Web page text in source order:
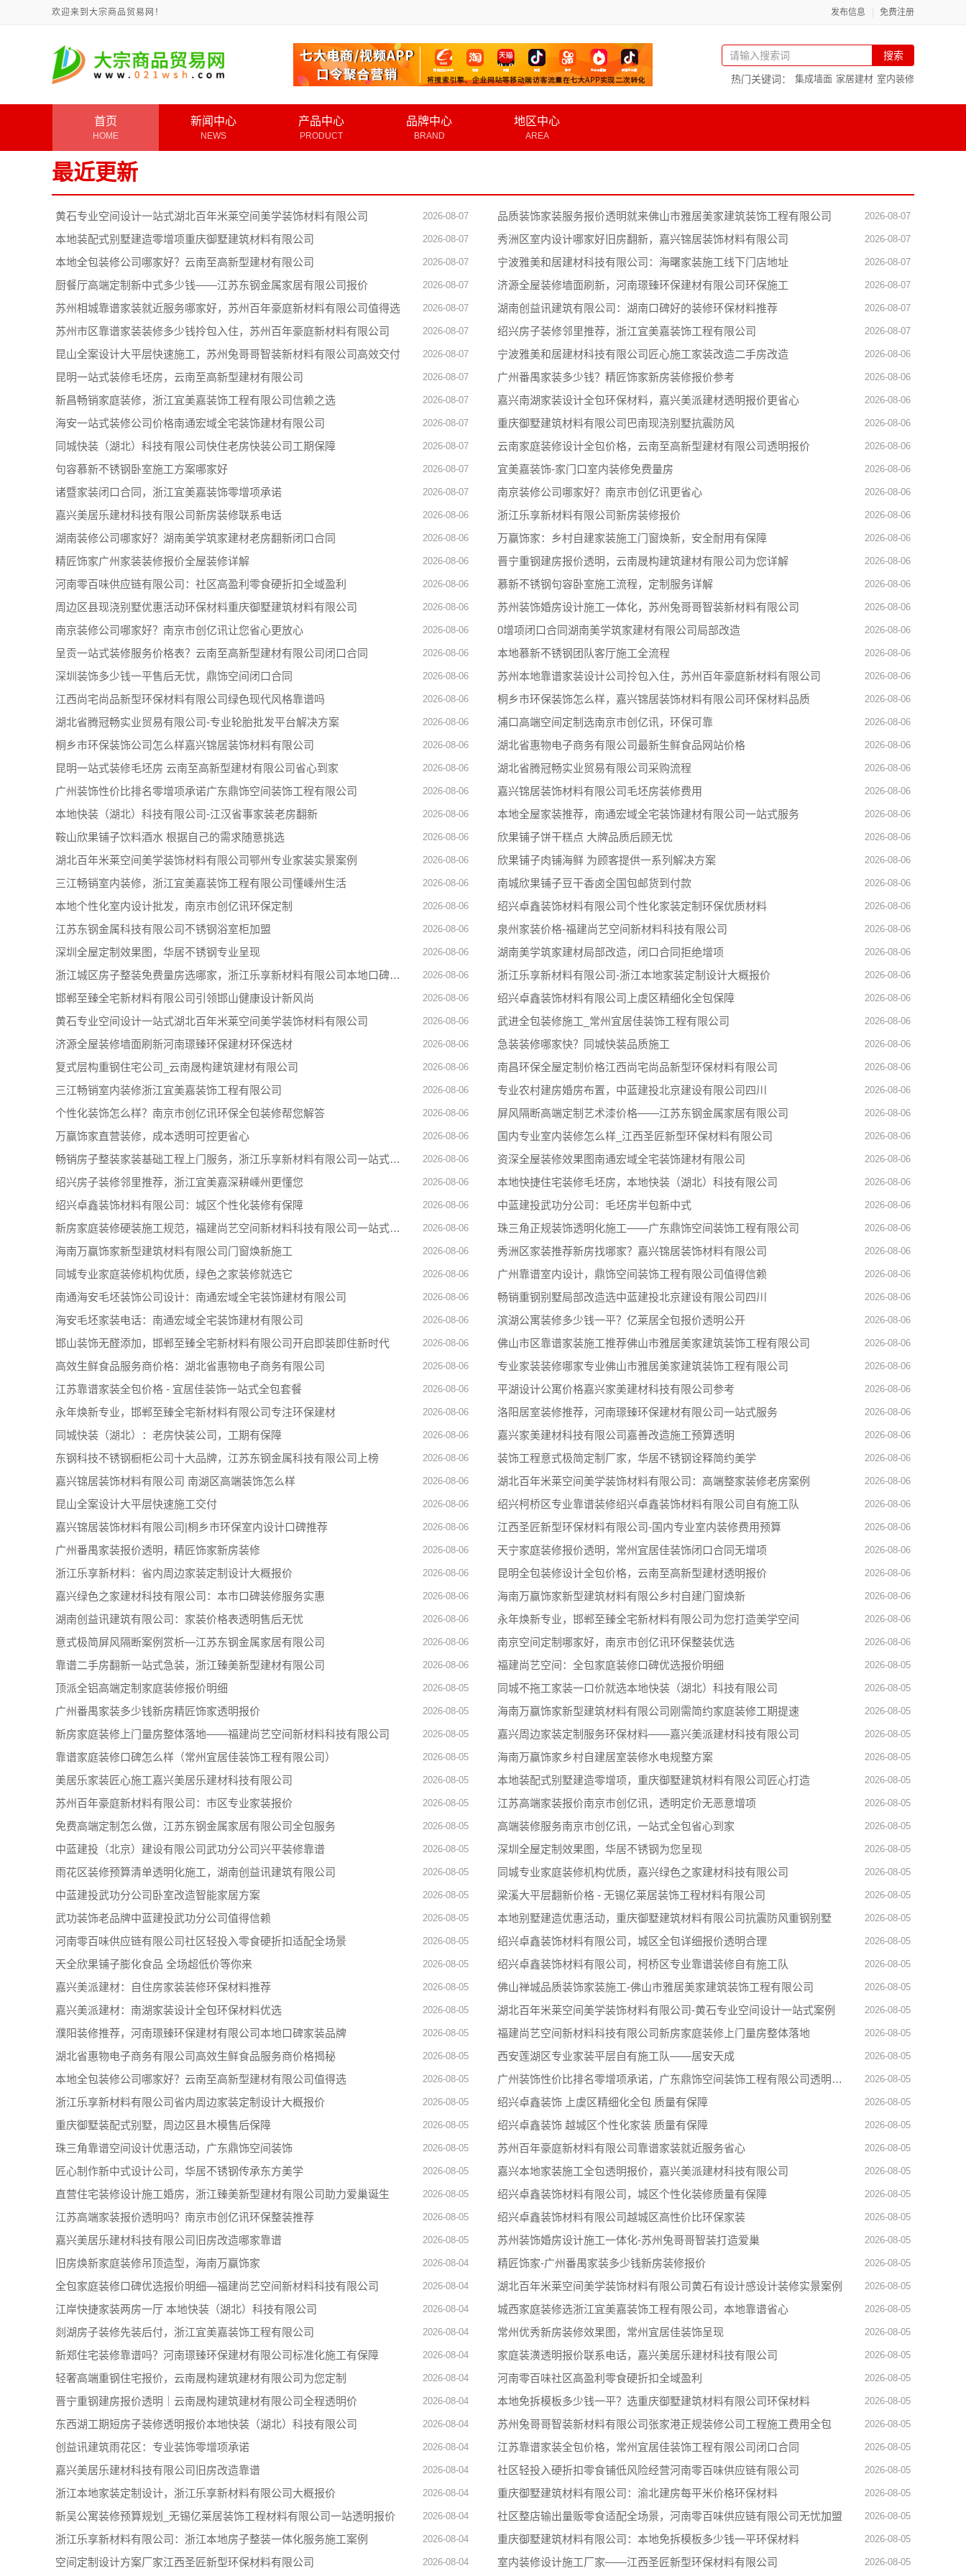
欢迎来到大宗商品贸易网！ 发布信息 免费注册
搜索
热门关键词： 集成墙面 家居建材 室内装修
首页
HOME
新闻中心
NEWS
产品中心
PRODUCT
品牌中心
BRAND
地区中心
AREA
最近更新
黄石专业空间设计一站式湖北百年米莱空间美学装饰材料有限公司 2026-08-07
本地装配式别墅建造零增项重庆御墅建筑材料有限公司 2026-08-07
本地全包装修公司哪家好？云南至高新型建材有限公司 2026-08-07
厨餐厅高端定制新中式多少钱——江苏东钢金属家居有限公司报价 2026-08-07
苏州相城靠谱家装就近服务哪家好，苏州百年豪庭新材料有限公司值得选 2026-08-07
苏州市区靠谱家装装修多少钱拎包入住，苏州百年豪庭新材料有限公司 2026-08-07
昆山全案设计大平层快速施工，苏州兔哥哥智装新材料有限公司高效交付 2026-08-07
昆明一站式装修毛坯房，云南至高新型建材有限公司 2026-08-07
新昌畅销家庭装修，浙江宜美嘉装饰工程有限公司信赖之选 2026-08-07
海安一站式装修公司价格南通宏域全宅装饰建材有限公司 2026-08-07
同城快装（湖北）科技有限公司快住老房快装公司工期保障 2026-08-07
句容慕新不锈钢卧室施工方案哪家好 2026-08-07
诸暨家装闭口合同，浙江宜美嘉装饰零增项承诺 2026-08-07
嘉兴美居乐建材科技有限公司新房装修联系电话 2026-08-06
湖南装修公司哪家好？湖南美学筑家建材老房翻新闭口合同 2026-08-06
精匠饰家广州家装装修报价全屋装修详解 2026-08-06
河南零百味供应链有限公司：社区高盈利零食硬折扣全域盈利 2026-08-06
周边区县现浇别墅优惠活动环保材料重庆御墅建筑材料有限公司 2026-08-06
南京装修公司哪家好？南京市创亿讯让您省心更放心 2026-08-06
呈贡一站式装修服务价格表？云南至高新型建材有限公司闭口合同 2026-08-06
深圳装饰多少钱一平售后无忧，鼎饰空间闭口合同 2026-08-06
江西尚宅尚品新型环保材料有限公司绿色现代风格靠谱吗 2026-08-06
湖北省腾冠畅实业贸易有限公司-专业轮胎批发平台解决方案 2026-08-06
桐乡市环保装饰公司怎么样嘉兴锦居装饰材料有限公司 2026-08-06
昆明一站式装修毛坯房 云南至高新型建材有限公司省心到家 2026-08-06
广州装饰性价比排名零增项承诺广东鼎饰空间装饰工程有限公司 2026-08-06
本地快装（湖北）科技有限公司-江汉省事家装老房翻新 2026-08-06
鞍山欣果铺子饮料酒水 根据自己的需求随意挑选 2026-08-06
湖北百年米莱空间美学装饰材料有限公司鄂州专业家装实景案例 2026-08-06
三江畅销室内装修，浙江宜美嘉装饰工程有限公司懂嵊州生活 2026-08-06
本地个性化室内设计批发，南京市创亿讯环保定制 2026-08-06
江苏东钢金属科技有限公司不锈钢浴室柜加盟 2026-08-06
深圳全屋定制效果图，华居不锈钢专业呈现 2026-08-06
浙江城区房子整装免费量房选哪家，浙江乐享新材料有限公司本地口碑之选 2026-08-06
邯郸至臻全宅新材料有限公司引领邯山健康设计新风尚 2026-08-06
黄石专业空间设计一站式湖北百年米莱空间美学装饰材料有限公司 2026-08-06
济源全屋装修墙面刷新河南璟臻环保建材环保选材 2026-08-06
复式层构重钢住宅公司_云南晟构建筑建材有限公司 2026-08-06
三江畅销室内装修浙江宜美嘉装饰工程有限公司 2026-08-06
个性化装饰怎么样？南京市创亿讯环保全包装修帮您解答 2026-08-06
万赢饰家直营装修，成本透明可控更省心 2026-08-06
畅销房子整装家装基础工程上门服务，浙江乐享新材料有限公司一站式施工交付 2026-08-06
绍兴房子装修邻里推荐，浙江宜美嘉深耕嵊州更懂您 2026-08-06
绍兴卓鑫装饰材料有限公司：城区个性化装修有保障 2026-08-06
新房家庭装修硬装施工规范，福建尚艺空间新材料科技有限公司一站式承接 2026-08-06
海南万赢饰家新型建筑材料有限公司门窗焕新施工 2026-08-06
同城专业家庭装修机构优质，绿色之家装修就选它 2026-08-06
南通海安毛坯装饰公司设计：南通宏域全宅装饰建材有限公司 2026-08-06
海安毛坯家装电话：南通宏域全宅装饰建材有限公司 2026-08-06
邯山装饰无醛添加，邯郸至臻全宅新材料有限公司开启即装即住新时代 2026-08-06
高效生鲜食品服务商价格：湖北省惠物电子商务有限公司 2026-08-06
江苏靠谱家装全包价格 - 宜居佳装饰一站式全包套餐 2026-08-06
永年焕新专业，邯郸至臻全宅新材料有限公司专注环保建材 2026-08-06
同城快装（湖北）：老房快装公司，工期有保障 2026-08-06
东钢科技不锈钢橱柜公司十大品牌，江苏东钢金属科技有限公司上榜 2026-08-06
嘉兴锦居装饰材料有限公司 南湖区高端装饰怎么样 2026-08-06
昆山全案设计大平层快速施工交付 2026-08-06
嘉兴锦居装饰材料有限公司|桐乡市环保室内设计口碑推荐 2026-08-06
广州番禺家装报价透明，精匠饰家新房装修 2026-08-06
浙江乐享新材料：省内周边家装定制设计大概报价 2026-08-06
嘉兴绿色之家建材科技有限公司：本市口碑装修服务实惠 2026-08-06
湖南创益讯建筑有限公司：家装价格表透明售后无忧 2026-08-06
意式极简屏风隔断案例赏析—江苏东钢金属家居有限公司 2026-08-06
靠谱二手房翻新一站式急装，浙江臻美新型建材有限公司 2026-08-06
顶派全铝高端定制家庭装修报价明细 2026-08-05
广州番禺家装多少钱新房精匠饰家透明报价 2026-08-05
新房家庭装修上门量房整体落地——福建尚艺空间新材料科技有限公司 2026-08-05
靠谱家庭装修口碑怎么样（常州宜居佳装饰工程有限公司） 2026-08-05
美居乐家装匠心施工嘉兴美居乐建材科技有限公司 2026-08-05
苏州百年豪庭新材料有限公司：市区专业家装报价 2026-08-05
免费高端定制怎么做，江苏东钢金属家居有限公司全包服务 2026-08-05
中蓝建投（北京）建设有限公司武功分公司兴平装修靠谱 2026-08-05
雨花区装修预算清单透明化施工，湖南创益讯建筑有限公司 2026-08-05
中蓝建投武功分公司卧室改造智能家居方案 2026-08-05
武功装饰老品牌中蓝建投武功分公司值得信赖 2026-08-05
河南零百味供应链有限公司社区轻投入零食硬折扣适配全场景 2026-08-05
天全欣果铺子膨化食品 全场超低价等你来 2026-08-05
嘉兴美派建材：自住房家装装修环保材料推荐 2026-08-05
嘉兴美派建材：南湖家装设计全包环保材料优选 2026-08-05
濮阳装修推荐，河南璟臻环保建材有限公司本地口碑家装品牌 2026-08-05
湖北省惠物电子商务有限公司高效生鲜食品服务商价格揭秘 2026-08-05
本地全包装修公司哪家好？云南至高新型建材有限公司值得选 2026-08-05
浙江乐享新材料有限公司省内周边家装定制设计大概报价 2026-08-05
重庆御墅装配式别墅，周边区县木模售后保障 2026-08-05
珠三角靠谱空间设计优惠活动，广东鼎饰空间装饰 2026-08-05
匠心制作新中式设计公司，华居不锈钢传承东方美学 2026-08-05
直营住宅装修设计施工婚房，浙江臻美新型建材有限公司助力爱巢诞生 2026-08-05
江苏高端家装报价透明吗？南京市创亿讯环保整装推荐 2026-08-05
嘉兴美居乐建材科技有限公司旧房改造哪家靠谱 2026-08-05
旧房焕新家庭装修吊顶造型，海南万赢饰家 2026-08-04
全包家庭装修口碑优选报价明细—福建尚艺空间新材料科技有限公司 2026-08-04
江岸快捷家装两房一厅 本地快装（湖北）科技有限公司 2026-08-04
剡湖房子装修先装后付，浙江宜美嘉装饰工程有限公司 2026-08-04
新郑住宅装修靠谱吗？河南璟臻环保建材有限公司标准化施工有保障 2026-08-04
轻奢高端重钢住宅报价，云南晟构建筑建材有限公司为您定制 2026-08-04
晋宁重钢建房报价透明｜云南晟构建筑建材有限公司全程透明价 2026-08-04
东西湖工期短房子装修透明报价本地快装（湖北）科技有限公司 2026-08-04
创益讯建筑雨花区：专业装饰零增项承诺 2026-08-04
嘉兴美居乐建材科技有限公司旧房改造靠谱 2026-08-04
浙江本地家装定制设计，浙江乐享新材料有限公司大概报价 2026-08-04
新吴公寓装修预算规划_无锡亿莱居装饰工程材料有限公司一站透明报价 2026-08-04
浙江乐享新材料有限公司：浙江本地房子整装一体化服务施工案例 2026-08-04
空间定制设计方案厂家江西圣匠新型环保材料有限公司 2026-08-04
品质装饰家装服务报价透明就来佛山市雅居美家建筑装饰工程有限公司 2026-08-07
秀洲区室内设计哪家好旧房翻新，嘉兴锦居装饰材料有限公司 2026-08-07
宁波雅美和居建材科技有限公司：海曙家装施工线下门店地址 2026-08-07
济源全屋装修墙面刷新，河南璟臻环保建材有限公司环保施工 2026-08-07
湖南创益讯建筑有限公司：湖南口碑好的装修环保材料推荐 2026-08-07
绍兴房子装修邻里推荐，浙江宜美嘉装饰工程有限公司 2026-08-07
宁波雅美和居建材科技有限公司匠心施工家装改造二手房改造 2026-08-06
广州番禺家装多少钱？精匠饰家新房装修报价参考 2026-08-06
嘉兴南湖家装设计全包环保材料，嘉兴美派建材透明报价更省心 2026-08-06
重庆御墅建筑材料有限公司巴南现浇别墅抗震防风 2026-08-06
云南家庭装修设计全包价格，云南至高新型建材有限公司透明报价 2026-08-06
宜美嘉装饰-家门口室内装修免费量房 2026-08-06
南京装修公司哪家好？南京市创亿讯更省心 2026-08-06
浙江乐享新材料有限公司新房装修报价 2026-08-06
万赢饰家：乡村自建家装施工门窗焕新，安全耐用有保障 2026-08-06
晋宁重钢建房报价透明，云南晟构建筑建材有限公司为您详解 2026-08-06
慕新不锈钢句容卧室施工流程，定制服务详解 2026-08-06
苏州装饰婚房设计施工一体化，苏州兔哥哥智装新材料有限公司 2026-08-06
0增项闭口合同湖南美学筑家建材有限公司局部改造 2026-08-06
本地慕新不锈钢团队客厅施工全流程 2026-08-06
苏州本地靠谱家装设计公司拎包入住，苏州百年豪庭新材料有限公司 2026-08-06
桐乡市环保装饰怎么样，嘉兴锦居装饰材料有限公司环保材料品质 2026-08-06
浦口高端空间定制选南京市创亿讯，环保可靠 2026-08-06
湖北省惠物电子商务有限公司最新生鲜食品网站价格 2026-08-06
湖北省腾冠畅实业贸易有限公司采购流程 2026-08-06
嘉兴锦居装饰材料有限公司毛坯房装修费用 2026-08-06
本地全屋家装推荐，南通宏域全宅装饰建材有限公司一站式服务 2026-08-06
欣果铺子饼干糕点 大牌品质后顾无忧 2026-08-06
欣果铺子肉铺海鲜 为顾客提供一系列解决方案 2026-08-06
南城欣果铺子豆干香卤全国包邮货到付款 2026-08-06
绍兴卓鑫装饰材料有限公司个性化家装定制环保优质材料 2026-08-06
泉州家装价格-福建尚艺空间新材料科技有限公司 2026-08-06
湖南美学筑家建材局部改造，闭口合同拒绝增项 2026-08-06
浙江乐享新材料有限公司-浙江本地家装定制设计大概报价 2026-08-06
绍兴卓鑫装饰材料有限公司上虞区精细化全包保障 2026-08-06
武进全包装修施工_常州宜居佳装饰工程有限公司 2026-08-06
急装装修哪家快？同城快装品质施工 2026-08-06
南昌环保全屋定制价格江西尚宅尚品新型环保材料有限公司 2026-08-06
专业农村建房婚房布置，中蓝建投北京建设有限公司四川 2026-08-06
屏风隔断高端定制艺术漆价格——江苏东钢金属家居有限公司 2026-08-06
国内专业室内装修怎么样_江西圣匠新型环保材料有限公司 2026-08-06
资深全屋装修效果图南通宏域全宅装饰建材有限公司 2026-08-06
本地快捷住宅装修毛坯房，本地快装（湖北）科技有限公司 2026-08-06
中蓝建投武功分公司：毛坯房半包新中式 2026-08-06
珠三角正规装饰透明化施工——广东鼎饰空间装饰工程有限公司 2026-08-06
秀洲区家装推荐新房找哪家？嘉兴锦居装饰材料有限公司 2026-08-06
广州靠谱室内设计，鼎饰空间装饰工程有限公司值得信赖 2026-08-06
畅销重钢别墅局部改造选中蓝建投北京建设有限公司四川 2026-08-06
滨湖公寓装修多少钱一平？亿莱居全包报价透明公开 2026-08-06
佛山市区靠谱家装施工推荐佛山市雅居美家建筑装饰工程有限公司 2026-08-06
专业家装装修哪家专业佛山市雅居美家建筑装饰工程有限公司 2026-08-06
平湖设计公寓价格嘉兴家美建材科技有限公司参考 2026-08-06
洛阳居室装修推荐，河南璟臻环保建材有限公司一站式服务 2026-08-06
嘉兴家美建材科技有限公司嘉善改造施工预算透明 2026-08-06
装饰工程意式极简定制厂家，华居不锈钢诠释简约美学 2026-08-06
湖北百年米莱空间美学装饰材料有限公司：高端整家装修老房案例 2026-08-06
绍兴柯桥区专业靠谱装修绍兴卓鑫装饰材料有限公司自有施工队 2026-08-06
江西圣匠新型环保材料有限公司-国内专业室内装修费用预算 2026-08-06
天宁家庭装修报价透明，常州宜居佳装饰闭口合同无增项 2026-08-06
昆明全包装修设计全包价格，云南至高新型建材透明报价 2026-08-06
海南万赢饰家新型建筑材料有限公乡村自建门窗焕新 2026-08-06
永年焕新专业，邯郸至臻全宅新材料有限公司为您打造美学空间 2026-08-06
南京空间定制哪家好，南京市创亿讯环保整装优选 2026-08-06
福建尚艺空间：全包家庭装修口碑优选报价明细 2026-08-05
同城不拖工家装一口价就选本地快装（湖北）科技有限公司 2026-08-05
海南万赢饰家新型建筑材料有限公司刚需简约家庭装修工期提速 2026-08-05
嘉兴周边家装定制服务环保材料——嘉兴美派建材科技有限公司 2026-08-05
海南万赢饰家乡村自建居室装修水电规整方案 2026-08-05
本地装配式别墅建造零增项，重庆御墅建筑材料有限公司匠心打造 2026-08-05
江苏高端家装报价南京市创亿讯，透明定价无恶意增项 2026-08-05
高端装修服务南京市创亿讯，一站式全包省心到家 2026-08-05
深圳全屋定制效果图，华居不锈钢为您呈现 2026-08-05
同城专业家庭装修机构优质，嘉兴绿色之家建材科技有限公司 2026-08-05
梁溪大平层翻新价格 - 无锡亿莱居装饰工程材料有限公司 2026-08-05
本地别墅建造优惠活动，重庆御墅建筑材料有限公司抗震防风重钢别墅 2026-08-05
绍兴卓鑫装饰材料有限公司，城区全包详细报价透明合理 2026-08-05
绍兴卓鑫装饰材料有限公司，柯桥区专业靠谱装修自有施工队 2026-08-05
佛山禅城品质装饰家装施工-佛山市雅居美家建筑装饰工程有限公司 2026-08-05
湖北百年米莱空间美学装饰材料有限公司-黄石专业空间设计一站式案例 2026-08-05
福建尚艺空间新材料科技有限公司新房家庭装修上门量房整体落地 2026-08-05
西安莲湖区专业家装平层自有施工队——居安天成 2026-08-05
广州装饰性价比排名零增项承诺，广东鼎饰空间装饰工程有限公司透明经营 2026-08-05
绍兴卓鑫装饰 上虞区精细化全包 质量有保障 2026-08-05
绍兴卓鑫装饰 越城区个性化家装 质量有保障 2026-08-05
苏州百年豪庭新材料有限公司靠谱家装就近服务省心 2026-08-05
嘉兴本地家装施工全包透明报价，嘉兴美派建材科技有限公司 2026-08-05
绍兴卓鑫装饰材料有限公司，城区个性化装修质量有保障 2026-08-05
绍兴卓鑫装饰材料有限公司越城区高性价比环保家装 2026-08-05
苏州装饰婚房设计施工一体化-苏州兔哥哥智装打造爱巢 2026-08-05
精匠饰家-广州番禺家装多少钱新房装修报价 2026-08-05
湖北百年米莱空间美学装饰材料有限公司黄石有设计感设计装修实景案例 2026-08-05
城西家庭装修选浙江宜美嘉装饰工程有限公司，本地靠谱省心 2026-08-05
常州优秀新房装修效果图，常州宜居佳装饰呈现 2026-08-05
家庭装潢透明报价联系电话，嘉兴美居乐建材科技有限公司 2026-08-05
河南零百味社区高盈利零食硬折扣全域盈利 2026-08-05
本地免拆模板多少钱一平？选重庆御墅建筑材料有限公司环保材料 2026-08-05
苏州兔哥哥智装新材料有限公司张家港正规装修公司工程施工费用全包 2026-08-05
江苏靠谱家装全包价格，常州宜居佳装饰工程有限公司闭口合同 2026-08-05
社区轻投入硬折扣零食铺低风险经营河南零百味供应链有限公司 2026-08-05
重庆御墅建筑材料有限公司：渝北建房每平米价格环保材料 2026-08-05
社区整店输出量贩零食适配全场景，河南零百味供应链有限公司无忧加盟 2026-08-05
重庆御墅建筑材料有限公司：本地免拆模板多少钱一平环保材料 2026-08-05
室内装修设计施工厂家——江西圣匠新型环保材料有限公司 2026-08-05